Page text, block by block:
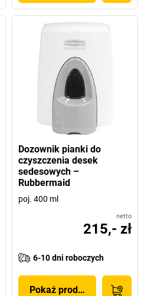
Dozownik pianki do
czyszczenia desek
sedesowych –
Rubbermaid
poj. 400 ml
netto
215,- zł
6-10 dni roboczych
Pokaż produkt